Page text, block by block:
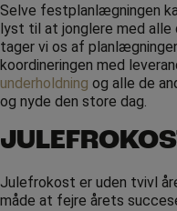
Selve festplanlægningen
lyst til at jonglere med alle
tager vi os af
koordineringen med
underholdning og alle de
og nyde den store dag.
Julefrokost er uden tvivl
måde at fejre årets